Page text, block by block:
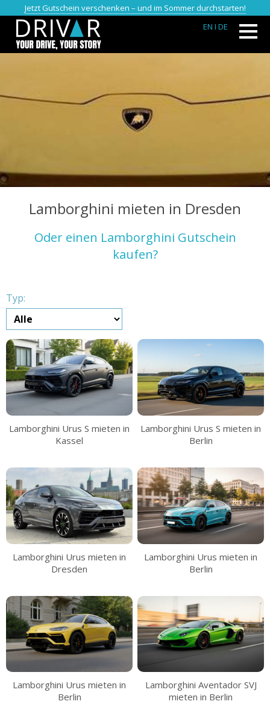
Jetzt Gutschein verschenken – und im Sommer durchstarten!
EN I DE
Lamborghini mieten in Dresden
Oder einen Lamborghini Gutschein
kaufen?
Typ:
Lamborghini Urus S mieten in
Kassel
Lamborghini Urus S mieten in
Berlin
Lamborghini Urus mieten in
Dresden
Lamborghini Urus mieten in
Berlin
Lamborghini Urus mieten in
Berlin
Lamborghini Aventador SVJ
mieten in Berlin